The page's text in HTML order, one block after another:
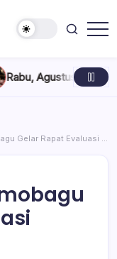
Agustus 5, 2026 ,
Rapat Evaluasi Kinerja